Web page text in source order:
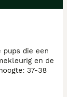
pups die een
en de
37-38